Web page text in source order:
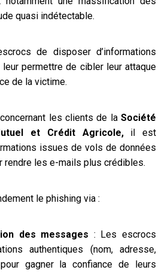
quasi indétectable.
de disposer d’informations
permettre de cibler leur attaque
de la victime.
les clients de la Société
et Crédit Agricole, il est
issues de vols de données
rendre les e-mails plus crédibles.
le phishing via :
des messages : Les escrocs
authentiques (nom, adresse,
gagner la confiance de leurs